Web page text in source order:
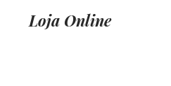
Loja Online